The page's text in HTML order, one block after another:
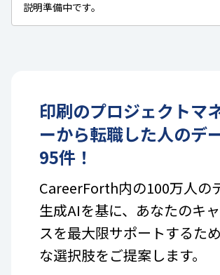
説明準備中です。
印刷のプロジェクトマ
ーから転職した人のデ
95件！
CareerForth内の100万人の
生成AIを基に、あなたのキ
スを最大限サポートするた
な選択肢をご提案します。